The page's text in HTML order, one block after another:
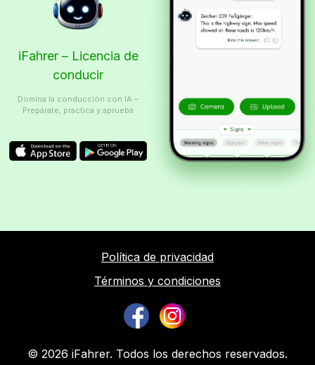
iFahrer – Licencia de
conducir
Domina la conducción con IA –
Prepárate, practica y aprueba
Política de privacidad
Términos y condiciones
© 2026 iFahrer. Todos los derechos reservados.